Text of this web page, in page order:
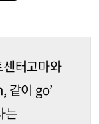
터고마와
같이 go’
는